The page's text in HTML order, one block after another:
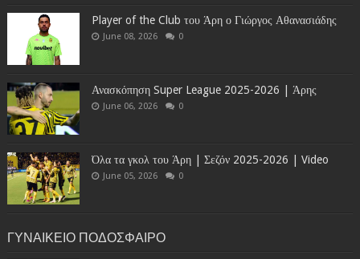
Player of the Club του Άρη ο Γιώργος Αθανασιάδης
June 08, 2026 0
Ανασκόπηση Super League 2025-2026 | Άρης
June 06, 2026 0
Όλα τα γκολ του Άρη | Σεζόν 2025-2026 | Video
June 05, 2026 0
ΓΥΝΑΙΚΕΙΟ ΠΟΔΟΣΦΑΙΡΟ